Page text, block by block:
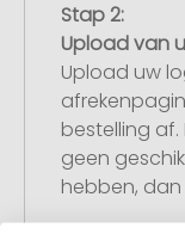
Stap 2:
Upload van
Upload uw
bestelling
geen
hebben,